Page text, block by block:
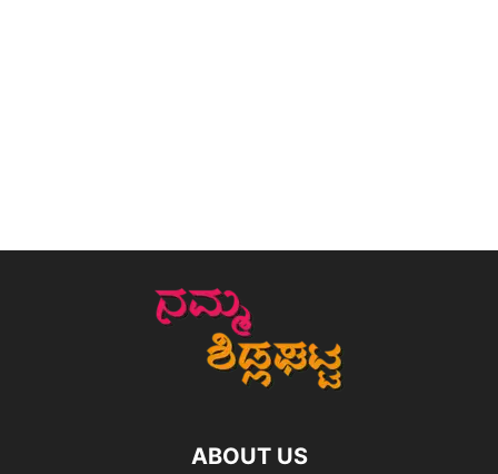
ABOUT US